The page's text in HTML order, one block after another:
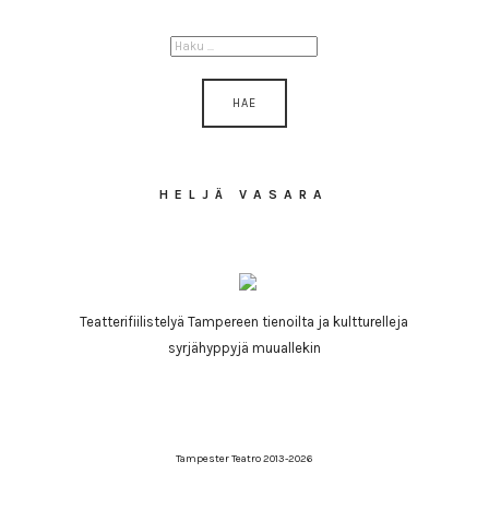
HAKU:
HELJÄ VASARA
Teatterifiilistelyä Tampereen tienoilta ja kultturelleja
syrjähyppyjä muuallekin
Tampester Teatro 2013-2026